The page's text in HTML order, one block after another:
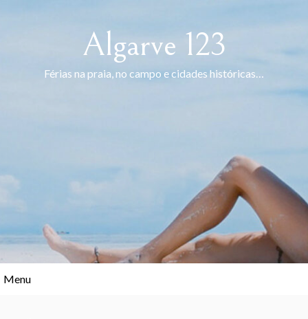
Algarve 123
Férias na praia, no campo e cidades históricas…
Menu